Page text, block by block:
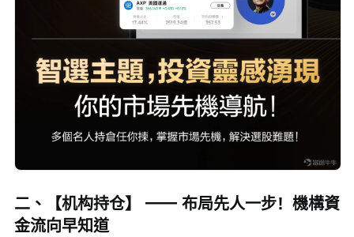
二、【机构持仓】 —— 布局先人一步！機構資
金流向早知道